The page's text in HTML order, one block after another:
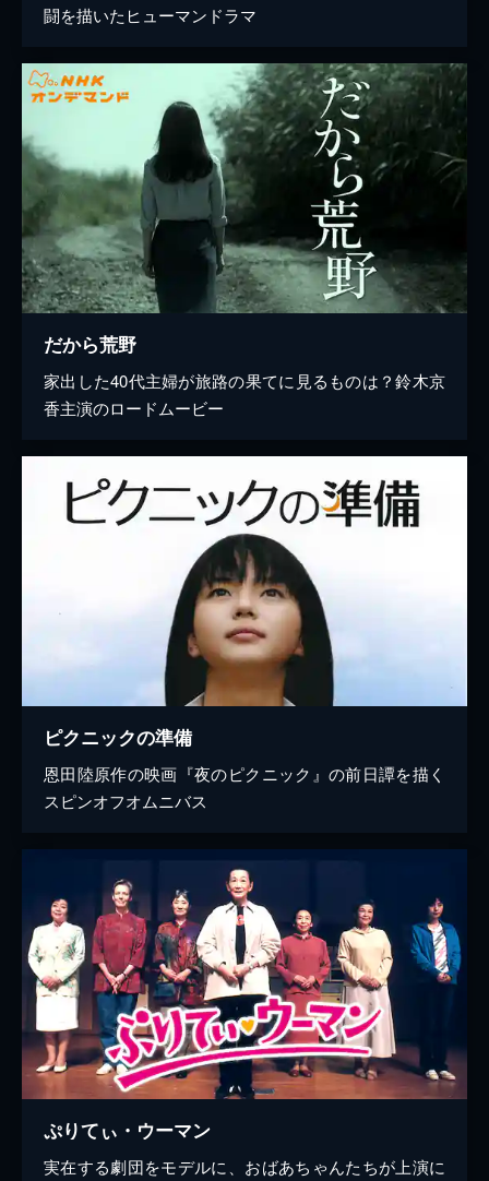
闘を描いたヒューマンドラマ
だから荒野
家出した40代主婦が旅路の果てに見るものは？鈴木京
香主演のロードムービー
ピクニックの準備
恩田陸原作の映画『夜のピクニック』の前日譚を描く
スピンオフオムニバス
ぷりてぃ・ウーマン
実在する劇団をモデルに、おばあちゃんたちが上演に